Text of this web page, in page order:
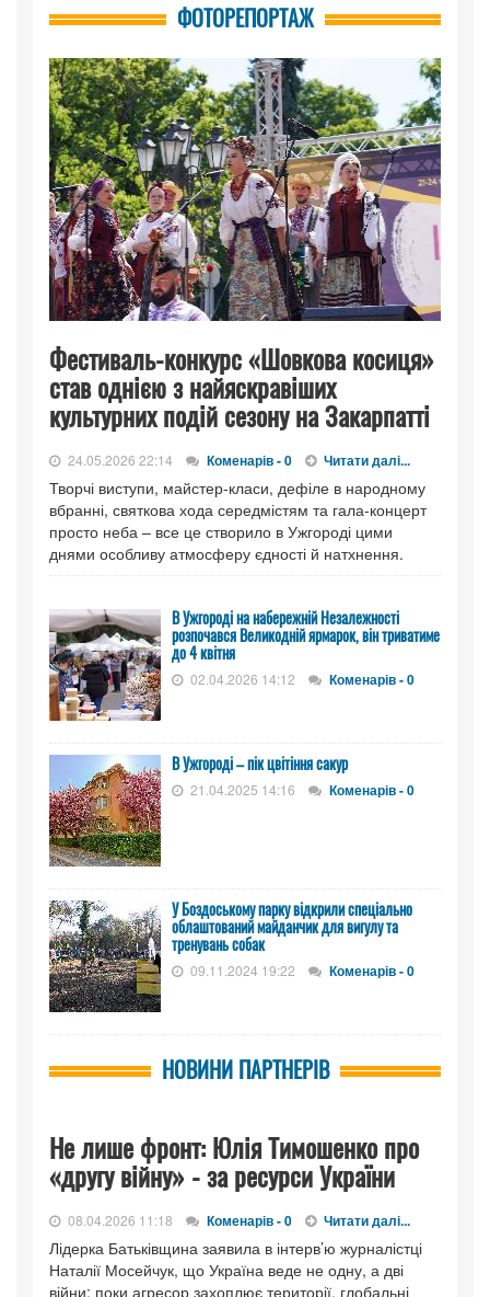
ФОТОРЕПОРТАЖ
Фестиваль-конкурс «Шовкова косиця»
став однією з найяскравіших
культурних подій сезону на Закарпатті
24.05.2026 22:14 Коменарів - 0 Читати далі...
Творчі виступи, майстер-класи, дефіле в народному
вбранні, святкова хода середмістям та гала-концерт
просто неба – все це створило в Ужгороді цими
днями особливу атмосферу єдності й натхнення.
В Ужгороді на набережній Незалежності
розпочався Великодній ярмарок, він триватиме
до 4 квітня
02.04.2026 14:12 Коменарів - 0
В Ужгороді – пік цвітіння сакур
21.04.2025 14:16 Коменарів - 0
У Боздоському парку відкрили спеціально
облаштований майданчик для вигулу та
тренувань собак
09.11.2024 19:22 Коменарів - 0
НОВИНИ ПАРТНЕРІВ
Не лише фронт: Юлія Тимошенко про
«другу війну» - за ресурси України
08.04.2026 11:18 Коменарів - 0 Читати далі...
Лідерка Батьківщина заявила в інтерв’ю журналістці
Наталії Мосейчук, що Україна веде не одну, а дві
війни: поки агресор захоплює території, глобальні